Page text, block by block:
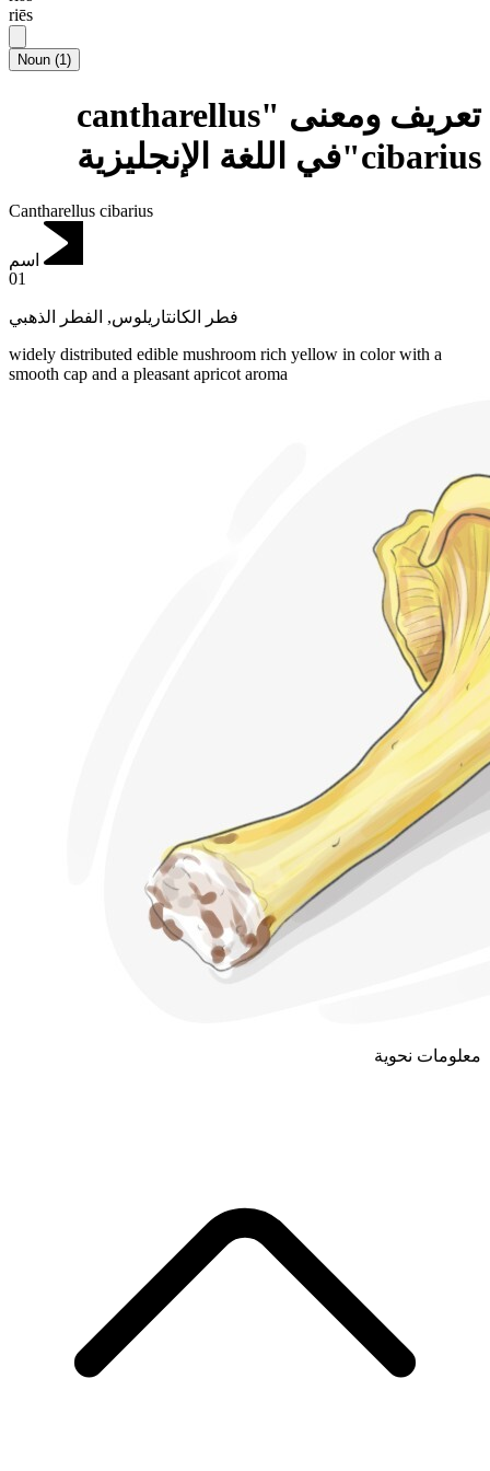
riēs
Noun (1)
تعريف ومعنى "cantharellus
cibarius"في اللغة الإنجليزية
Cantharellus cibarius
اسم
01
فطر الكانتاريلوس, الفطر الذهبي
widely distributed edible mushroom rich yellow in color with a
smooth cap and a pleasant apricot aroma
معلومات نحوية